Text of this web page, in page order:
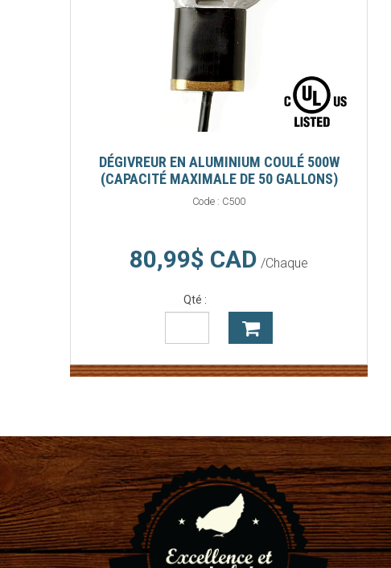
DÉGIVREUR EN ALUMINIUM COULÉ 500W
(CAPACITÉ MAXIMALE DE 50 GALLONS)
Code : C500
80,99$ CAD /Chaque
Qté :